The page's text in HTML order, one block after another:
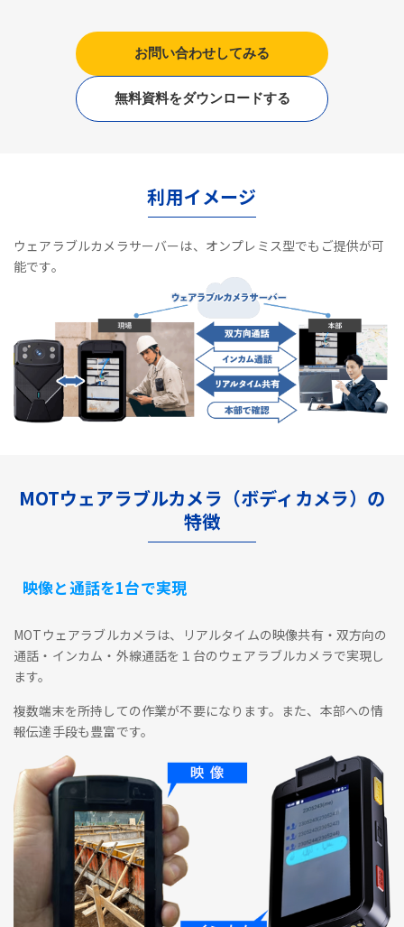
お問い合わせしてみる
無料資料をダウンロードする
利用イメージ
ウェアラブルカメラサーバーは、オンプレミス型でもご提供が可
能です。
MOTウェアラブルカメラ（ボディカメラ）の
特徴
映像と通話を1台で実現
MOTウェアラブルカメラは、リアルタイムの映像共有・双方向の
通話・インカム・外線通話を１台のウェアラブルカメラで実現し
ます。
複数端末を所持しての作業が不要になります。また、本部への情
報伝達手段も豊富です。